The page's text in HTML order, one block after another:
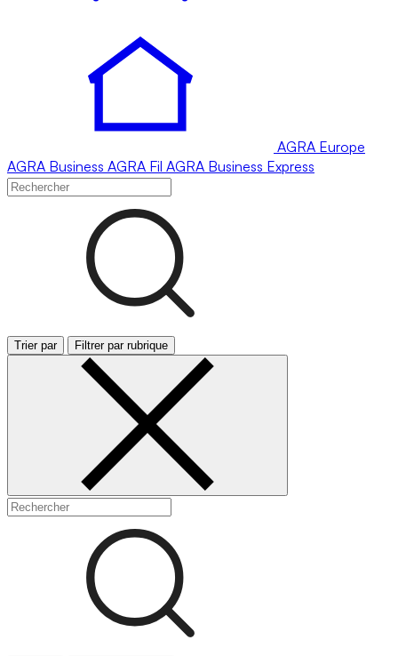
AGRA Europe
AGRA Business AGRA Fil AGRA Business Express
Trier par Filtrer par rubrique